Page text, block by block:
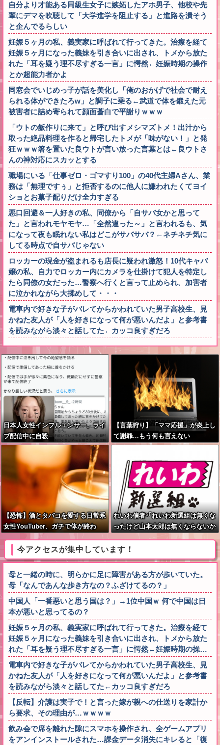
自分より才能ある同級生女子に嫉妬したアホ男子、他校や先
輩にデマを吹聴して「大学進学を阻止する」と進路を潰そう
と企んでるらしい
妊娠５ヶ月の私、義実家に呼ばれて行ってきた。治療を経て
妊娠５ヶ月になった義妹を引き合いに出され、トメから放た
れた「耳を疑う理不尽すぎる一言」に愕然←妊娠時期の操作
とか超能力者かよ
同窓会でいじめっ子が話を美化し「俺のおかげで社会で耐え
られる体ができたろw」と調子に乗る←武道で体を鍛えた元
被害者に詰め寄られて顔面蒼白で平謝りｗｗｗ
「ウトの飯作りに来て」と呼び出すメシマズトメ！出汁から
取った絶品料理を作ると帰宅したトメが「味がない！」と発
狂ｗｗｗ箸を置いた良ウトが言い放った言葉とは←良ウトさ
んの神対応にスカッとする
職場にいる「仕事ゼロ・ゴマすり100」の40代主婦Aさん、業
務は「無理ですぅ」と拒否するのに他人に嫌われたくてヨイ
ショとお菓子配りだけ全力すぎる
悪口回避＆一人好きの私、同僚から「自サバ女かと思って
た」と言われモヤモヤ…「全然違った～」と言われるも、気
になって夜も眠れない私はどこがサバサバ？←ネチネチ気に
してる時点で自サバじゃない
ロッカーの現金が盗まれるも店長に疑われ激怒！10代キャバ
嬢の私、自力でロッカー内にカメラを仕掛けて犯人を特定し
たら同僚の女だった…警察へ行くと言って止められ、加害者
に泣かれながら大揉めして・・・
電車内で好きな子がバレてからかわれていた男子高校生、見
かねた友人が「人を好きになって何が悪いんだよ」と参考書
を読みながら淡々と話してた←カッコ良すぎだろ
日本人女性インフルエンサー、ライ
ブ配信中に自殺
【言葉狩り】「ママ応援」が炎上し
て謝罪…もう何も言えない
【恐怖】酒とタバコを愛する日常系
女性YouTuber、ガチで体が終わ
れいわ信者「れいわ新選組は無くな
ったけど山本太郎は無くならないか
今アクセスが集中しています！
母と一緒の時に、明らかに足に障害がある方が歩いていた。
母「なんであんな歩き方なの？ふざけてるの？」
中国人「一番悪いと思う国は？」→1位中国ｗ 何で中国は日
本が悪いと思ってるの？
妊娠５ヶ月の私、義実家に呼ばれて行ってきた。治療を経て
妊娠５ヶ月になった義妹を引き合いに出され、トメから放た
れた「耳を疑う理不尽すぎる一言」に愕然←妊娠時期の操…
電車内で好きな子がバレてからかわれていた男子高校生、見
かねた友人が「人を好きになって何が悪いんだよ」と参考書
を読みながら淡々と話してた←カッコ良すぎだろ
【反転】介護は実子で！と言った嫁が親への仕送りを家計か
ら要求、その理由が…ｗｗｗｗ
飲み会で席を離れた隙にスマホを操作され、全ゲームアプリ
をアンインストールされた…課金データ消失にキレると「復